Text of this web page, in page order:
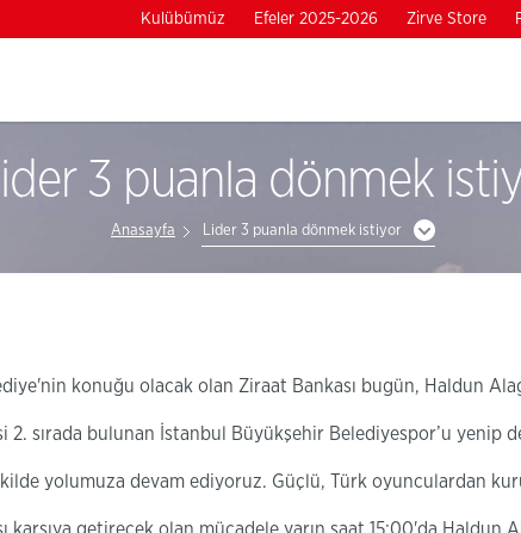
Kulübümüz Efeler 2025-2026 Zirve Store
Lider 3 puanla dönmek
Anasayfa Lider 3 puanla dönmek istiyor
konuğu olacak olan Ziraat Bankası bugün, Haldun
sırada bulunan İstanbul Büyükşehir Belediyespor’u yenip
yolumuza devam ediyoruz. Güçlü, Türk oyunculardan